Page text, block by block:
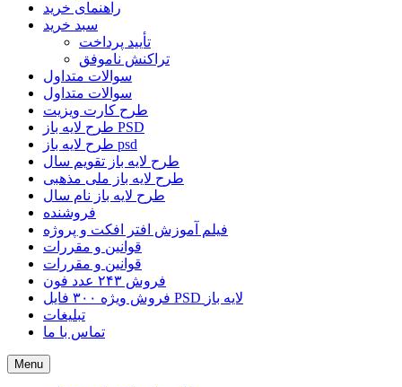
راهنمای خرید
سبد خرید
تأیید پرداخت
تراکنش ناموفق
سوالات متداول
سوالات متداول
طرح کارت ویزیت
طرح لایه باز PSD
طرح لایه باز psd
طرح لایه باز تقویم سال
طرح لایه باز ملی مذهبی
طرح لایه باز نام سال
فروشنده
فیلم آموزش افتر افکت و پروژه
قوانین و مقررات
قوانین و مقررات
فروش ۲۴۳ عدد فون
فروش ویژه ۳۰۰ فایل PSD لایه باز
تبلیغات
تماس با ما
Menu